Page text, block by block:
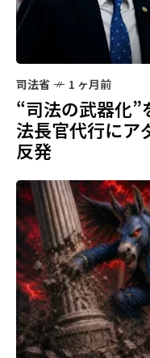
司法省 1 ヶ月前
“司法の武器化”
法長官代行にア
反発